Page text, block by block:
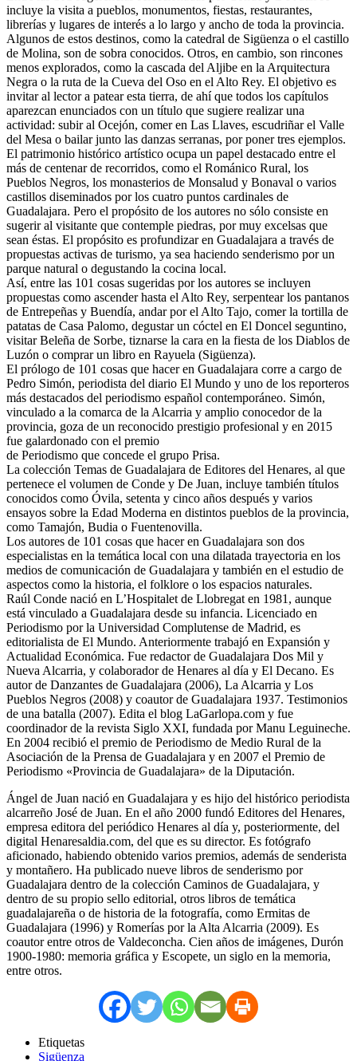
incluye la visita a pueblos, monumentos, fiestas, restaurantes,
librerías y lugares de interés a lo largo y ancho de toda la provincia.
Algunos de estos destinos, como la catedral de Sigüenza o el castillo
de Molina, son de sobra conocidos. Otros, en cambio, son rincones
menos explorados, como la cascada del Aljibe en la Arquitectura
Negra o la ruta de la Cueva del Oso en el Alto Rey. El objetivo es
invitar al lector a patear esta tierra, de ahí que todos los capítulos
aparezcan enunciados con un título que sugiere realizar una
actividad: subir al Ocejón, comer en Las Llaves, escudriñar el Valle
del Mesa o bailar junto las danzas serranas, por poner tres ejemplos.
El patrimonio histórico artístico ocupa un papel destacado entre el
más de centenar de recorridos, como el Románico Rural, los
Pueblos Negros, los monasterios de Monsalud y Bonaval o varios
castillos diseminados por los cuatro puntos cardinales de
Guadalajara. Pero el propósito de los autores no sólo consiste en
sugerir al visitante que contemple piedras, por muy excelsas que
sean éstas. El propósito es profundizar en Guadalajara a través de
propuestas activas de turismo, ya sea haciendo senderismo por un
parque natural o degustando la cocina local.
Así, entre las 101 cosas sugeridas por los autores se incluyen
propuestas como ascender hasta el Alto Rey, serpentear los pantanos
de Entrepeñas y Buendía, andar por el Alto Tajo, comer la tortilla de
patatas de Casa Palomo, degustar un cóctel en El Doncel seguntino,
visitar Beleña de Sorbe, tiznarse la cara en la fiesta de los Diablos de
Luzón o comprar un libro en Rayuela (Sigüenza).
El prólogo de 101 cosas que hacer en Guadalajara corre a cargo de
Pedro Simón, periodista del diario El Mundo y uno de los reporteros
más destacados del periodismo español contemporáneo. Simón,
vinculado a la comarca de la Alcarria y amplio conocedor de la
provincia, goza de un reconocido prestigio profesional y en 2015
fue galardonado con el premio
de Periodismo que concede el grupo Prisa.
La colección Temas de Guadalajara de Editores del Henares, al que
pertenece el volumen de Conde y De Juan, incluye también títulos
conocidos como Óvila, setenta y cinco años después y varios
ensayos sobre la Edad Moderna en distintos pueblos de la provincia,
como Tamajón, Budia o Fuentenovilla.
Los autores de 101 cosas que hacer en Guadalajara son dos
especialistas en la temática local con una dilatada trayectoria en los
medios de comunicación de Guadalajara y también en el estudio de
aspectos como la historia, el folklore o los espacios naturales.
Raúl Conde nació en L’Hospitalet de Llobregat en 1981, aunque
está vinculado a Guadalajara desde su infancia. Licenciado en
Periodismo por la Universidad Complutense de Madrid, es
editorialista de El Mundo. Anteriormente trabajó en Expansión y
Actualidad Económica. Fue redactor de Guadalajara Dos Mil y
Nueva Alcarria, y colaborador de Henares al día y El Decano. Es
autor de Danzantes de Guadalajara (2006), La Alcarria y Los
Pueblos Negros (2008) y coautor de Guadalajara 1937. Testimonios
de una batalla (2007). Edita el blog LaGarlopa.com y fue
coordinador de la revista Siglo XXI, fundada por Manu Leguineche.
En 2004 recibió el premio de Periodismo de Medio Rural de la
Asociación de la Prensa de Guadalajara y en 2007 el Premio de
Periodismo «Provincia de Guadalajara» de la Diputación.
Ángel de Juan nació en Guadalajara y es hijo del histórico periodista
alcarreño José de Juan. En el año 2000 fundó Editores del Henares,
empresa editora del periódico Henares al día y, posteriormente, del
digital Henaresaldia.com, del que es su director. Es fotógrafo
aficionado, habiendo obtenido varios premios, además de senderista
y montañero. Ha publicado nueve libros de senderismo por
Guadalajara dentro de la colección Caminos de Guadalajara, y
dentro de su propio sello editorial, otros libros de temática
guadalajareña o de historia de la fotografía, como Ermitas de
Guadalajara (1996) y Romerías por la Alta Alcarria (2009). Es
coautor entre otros de Valdeconcha. Cien años de imágenes, Durón
1900-1980: memoria gráfica y Escopete, un siglo en la memoria,
entre otros.
Etiquetas
Sigüenza